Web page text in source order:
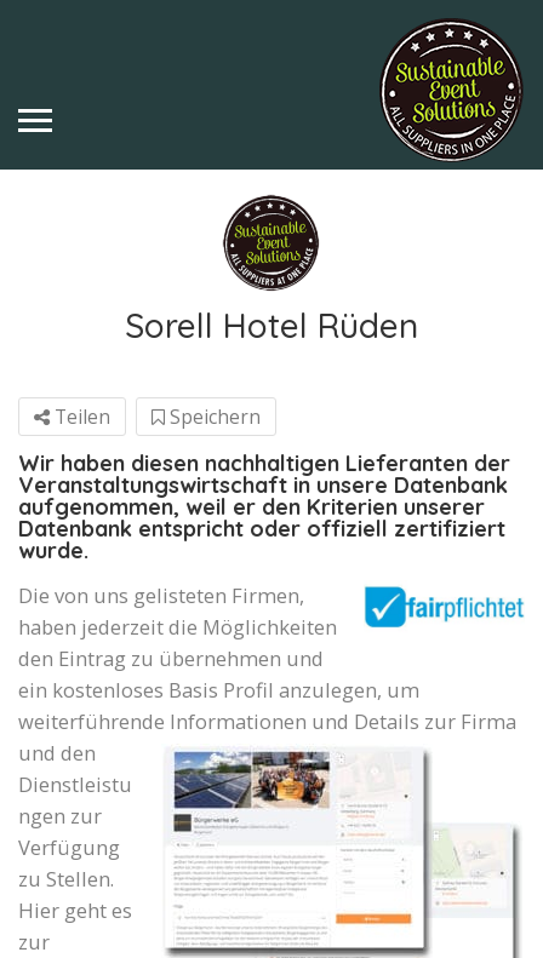
Sorell Hotel Rüden
Teilen Speichern
Wir haben diesen nachhaltigen Lieferanten der
Veranstaltungswirtschaft in unsere Datenbank
aufgenommen, weil er den Kriterien unserer
Datenbank entspricht oder offiziell zertifiziert
wurde.
Die von uns gelisteten Firmen,
haben jederzeit die Möglichkeiten
den Eintrag zu übernehmen und
ein kostenloses Basis Profil anzulegen, um
weiterführende Informationen und Details zur Firma
und den
Dienstleistu
ngen zur
Verfügung
zu Stellen.
Hier geht es
zur